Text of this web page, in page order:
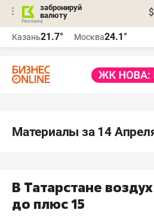
забронируй
валюту
$
Казань21.7° Москва24.1°
Материалы за 14
В Татарстане
до плюс 15